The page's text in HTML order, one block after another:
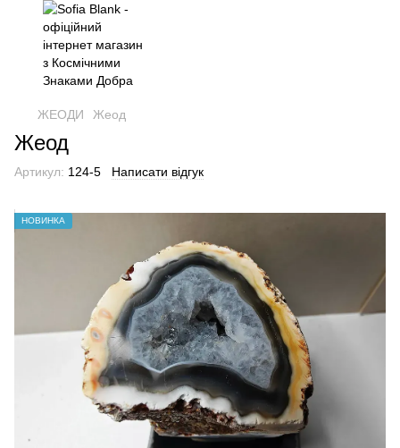
ЖЕОДИ Жеод
Жеод
Артикул: 124-5 Написати відгук
НОВИНКА